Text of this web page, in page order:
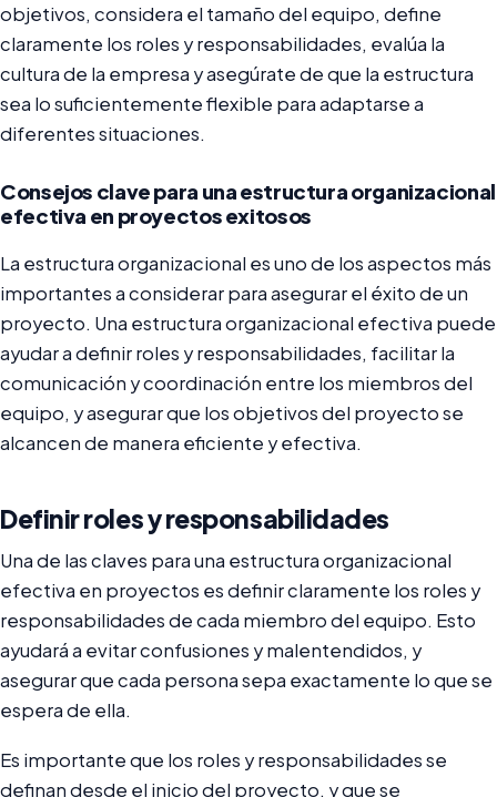
objetivos, considera el tamaño del equipo, define
claramente los roles y responsabilidades, evalúa la
cultura de la empresa y asegúrate de que la estructura
sea lo suficientemente flexible para adaptarse a
diferentes situaciones.
Consejos clave para una estructura organizacional
efectiva en proyectos exitosos
La estructura organizacional es uno de los aspectos más
importantes a considerar para asegurar el éxito de un
proyecto. Una estructura organizacional efectiva puede
ayudar a definir roles y responsabilidades, facilitar la
comunicación y coordinación entre los miembros del
equipo, y asegurar que los objetivos del proyecto se
alcancen de manera eficiente y efectiva.
Definir roles y responsabilidades
Una de las claves para una estructura organizacional
efectiva en proyectos es definir claramente los roles y
responsabilidades de cada miembro del equipo. Esto
ayudará a evitar confusiones y malentendidos, y
asegurar que cada persona sepa exactamente lo que se
espera de ella.
Es importante que los roles y responsabilidades se
definan desde el inicio del proyecto, y que se